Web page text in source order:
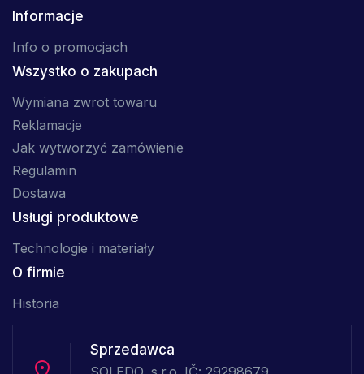
Informacje
Info o promocjach
Wszystko o zakupach
Wymiana zwrot towaru
Reklamacje
Jak wytworzyć zamówienie
Regulamin
Dostawa
Usługi produktowe
Technologie i materiały
O firmie
Historia
Sprzedawca